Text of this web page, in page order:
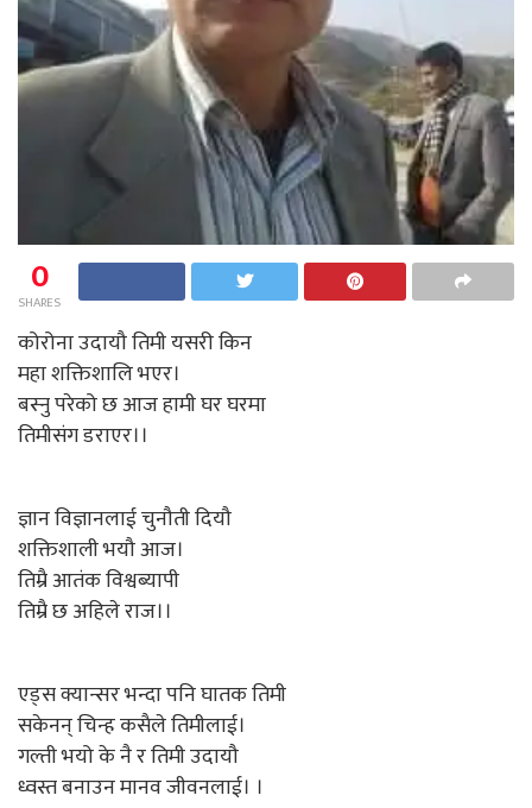
0
SHARES
कोरोना उदायौ तिमी यसरी किन
महा शक्तिशालि भएर।
बस्नु परेको छ आज हामी घर घरमा
तिमीसंग डराएर।।
ज्ञान विज्ञानलाई चुनौती दियौ
शक्तिशाली भयौ आज।
तिम्रै आतंक विश्वब्यापी
तिम्रै छ अहिले राज।।
एड्स क्यान्सर भन्दा पनि घातक तिमी
सकेनन् चिन्ह कसैले तिमीलाई।
गल्ती भयो के नै र तिमी उदायौ
ध्वस्त बनाउन मानव जीवनलाई। ।